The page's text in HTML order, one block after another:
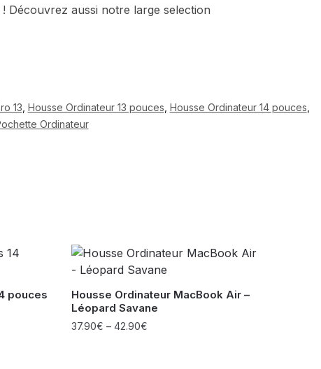
Découvrez aussi notre large selection
13 Housse Ordinateur 13 pouces Housse Ordinateur 14 pouces
Ordinateur
pouces
Housse Ordinateur MacBook Air –
Léopard Savane
37.90€ – 42.90€